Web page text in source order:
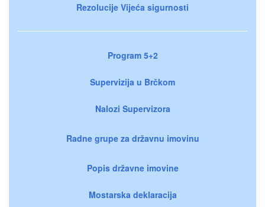
Rezolucije Vijeća sigurnosti
Program 5+2
Supervizija u Brčkom
Nalozi Supervizora
Radne grupe za državnu imovinu
Popis državne imovine
Mostarska deklaracija